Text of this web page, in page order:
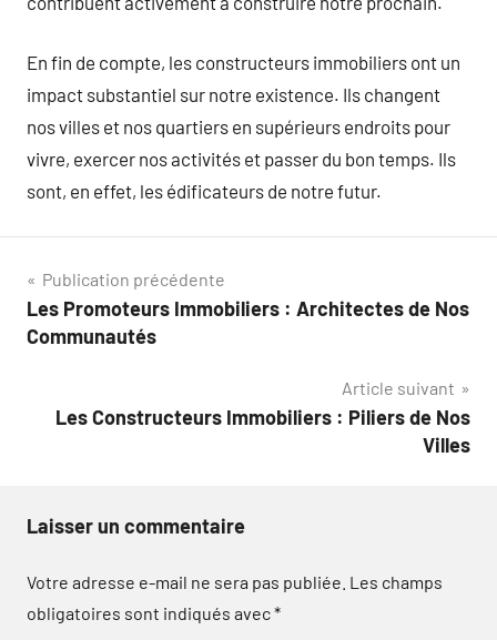
En fin de compte, les constructeurs immobiliers ont un
impact substantiel sur notre existence. Ils changent
nos villes et nos quartiers en supérieurs endroits pour
vivre, exercer nos activités et passer du bon temps. Ils
sont, en effet, les édificateurs de notre futur.
Navigation
de
Publication précédente
Les Promoteurs Immobiliers : Architectes de Nos
Communautés
Article suivant
Les Constructeurs Immobiliers : Piliers de Nos
Villes
Laisser un commentaire
Votre adresse e-mail ne sera pas publiée. Les champs
obligatoires sont indiqués avec*